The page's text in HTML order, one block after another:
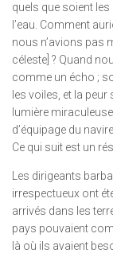
quels que soient
l’eau. Comment
nous n’avions pas
céleste] ? Quand
comme un écho ;
les voiles, et la
lumière
d’équipage du
Ce qui suit est un
Les dirigeants
irrespectueux ont
arrivés dans les
pays pouvaient
là où ils avaient